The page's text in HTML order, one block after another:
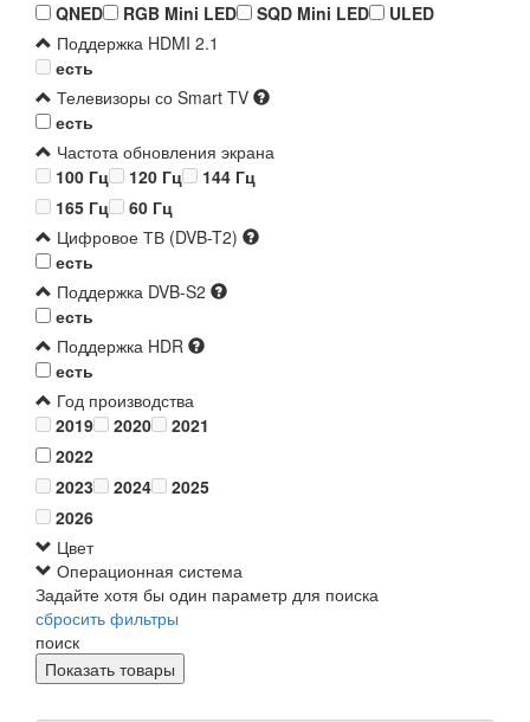
QNED
RGB Mini LED SQD Mini LED
ULED
Поддержка HDMI 2.1
есть
Телевизоры со Smart TV
есть
Частота обновления экрана
100 Гц
120 Гц
144 Гц
165 Гц
60 Гц
Цифровое ТВ (DVB-T2)
есть
Поддержка DVB-S2
есть
Поддержка HDR
есть
Год производства
2019
2020
2021
2022
2023
2024
2025
2026
Цвет
Операционная система
Задайте хотя бы один параметр для поиска
сбросить фильтры
поиск